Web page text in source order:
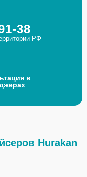
38
РФ
в
Hurakan